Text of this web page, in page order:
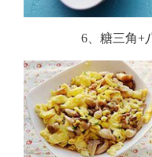
6、糖三角+